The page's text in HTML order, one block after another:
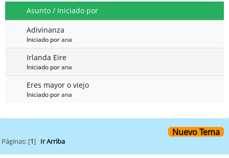
Asunto / Iniciado por
Adivinanza
Iniciado porana
Irlanda Eire
Iniciado porana
Eres mayor o viejo
Iniciado porana
Nuevo Tema
Páginas: [1] Ir Arriba